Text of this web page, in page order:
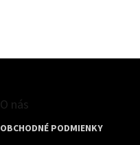
O nás
OBCHODNÉ PODMIENKY